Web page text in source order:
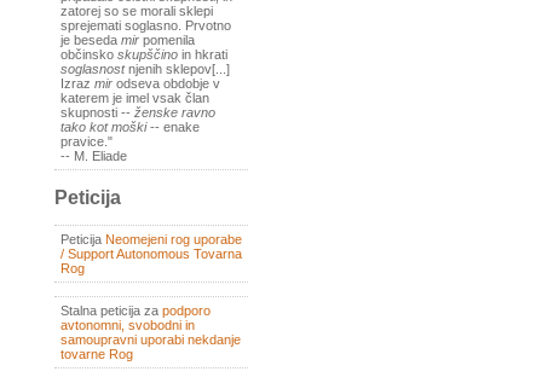
zatorej so se morali sklepi
sprejemati soglasno. Prvotno
je beseda mir pomenila
občinsko skupščino in hkrati
soglasnostnjenih sklepov[...]
Izraz mir odseva obdobje v
katerem je imel vsak član
skupnosti -- ženske ravno
tako kot moški-- enake
pravice."
-- M. Eliade
Peticija
Peticija Neomejeni rog uporabe
/ Support Autonomous Tovarna
Rog
Stalna peticija za podporo
avtonomni, svobodni in
samoupravni uporabi nekdanje
tovarne Rog